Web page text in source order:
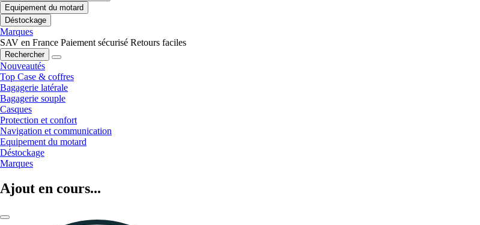
Equipement du motard
Déstockage
Marques
SAV en France Paiement sécurisé Retours faciles
Rechercher
Nouveautés
Top Case & coffres
Bagagerie latérale
Bagagerie souple
Casques
Protection et confort
Navigation et communication
Equipement du motard
Déstockage
Marques
Ajout en cours...